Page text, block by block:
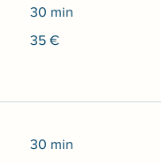
30 min
euros
35 €
30 min